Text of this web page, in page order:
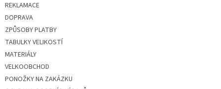
REKLAMACE
DOPRAVA
ZPŮSOBY PLATBY
TABULKY VELIKOSTÍ
MATERIÁLY
VELKOOBCHOD
PONOŽKY NA ZAKÁZKU